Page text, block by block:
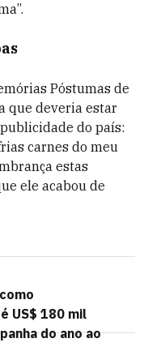
Póstumas de
que deveria estar
do país:
carnes do meu
estas
ele acabou de
US$ 180 mil
do ano ao